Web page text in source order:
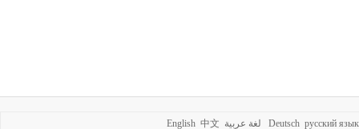
English 中文 Deutsch русский язык